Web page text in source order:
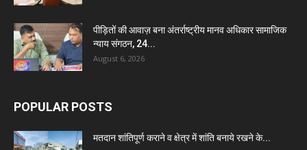
पीड़ितों की आवाज़ बना अंतर्राष्ट्रीय मानव अधिकार सामाजिक
न्याय संगठन, 24...
August 6, 2026
POPULAR POSTS
मतदान शांतिपूर्ण कराने व क्षेत्र में शांति बनाये रखने के...